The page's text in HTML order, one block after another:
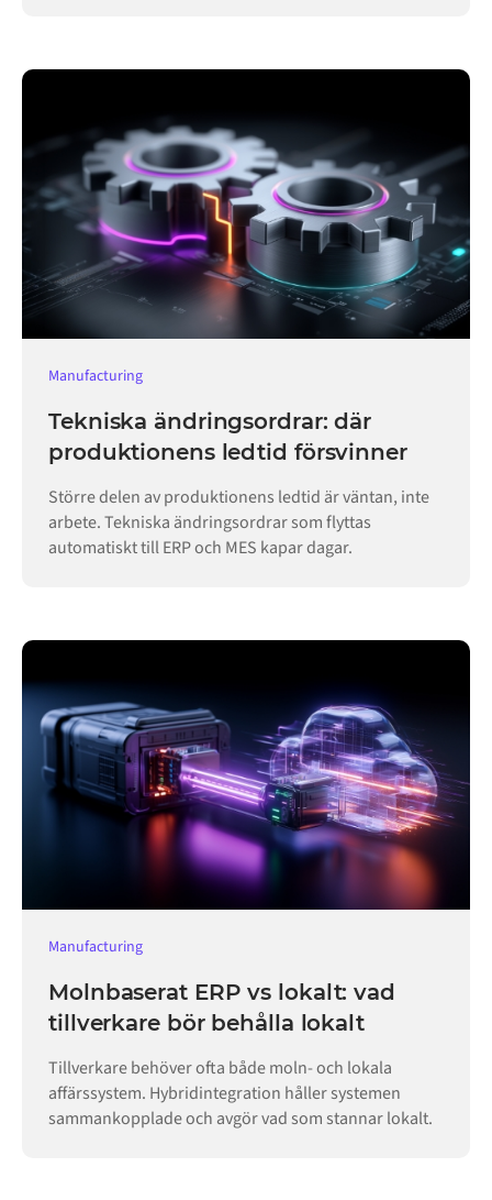
Manufacturing
Tekniska ändringsordrar: där
produktionens ledtid försvinner
Större delen av produktionens ledtid är väntan, inte
arbete. Tekniska ändringsordrar som flyttas
automatiskt till ERP och MES kapar dagar.
Manufacturing
Molnbaserat ERP vs lokalt: vad
tillverkare bör behålla lokalt
Tillverkare behöver ofta både moln- och lokala
affärssystem. Hybridintegration håller systemen
sammankopplade och avgör vad som stannar lokalt.